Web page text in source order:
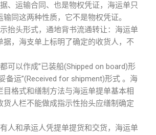
、运输合同、也是物权凭证，海运单只
同这两种性质，它不是物权凭证。
抬头形式，通地背书流通转让：海运单
据，海支单上标明了确定的收货人，不
可以作成”已装船(Shipped on board)形
备运”(Received for shipment)形式 。海
目格式和缮制方法与海运单提单基本相
货人栏不能做成指示性抬头应缮制确定
人和承运人凭提单提货和交货，海运单